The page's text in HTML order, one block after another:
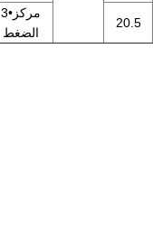
3•مركز
الضغط
20.5